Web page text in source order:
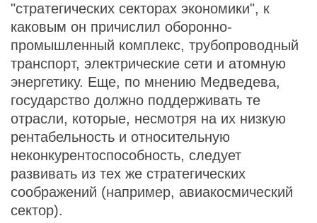
"стратегических секторах экономики", к
каковым он причислил оборонно-
промышленный комплекс, трубопроводный
транспорт, электрические сети и атомную
энергетику. Еще, по мнению Медведева,
государство должно поддерживать те
отрасли, которые, несмотря на их низкую
рентабельность и относительную
неконкурентоспособность, следует
развивать из тех же стратегических
соображений (например, авиакосмический
сектор).